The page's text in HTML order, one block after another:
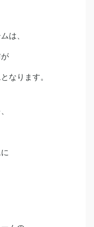
は、
なります。